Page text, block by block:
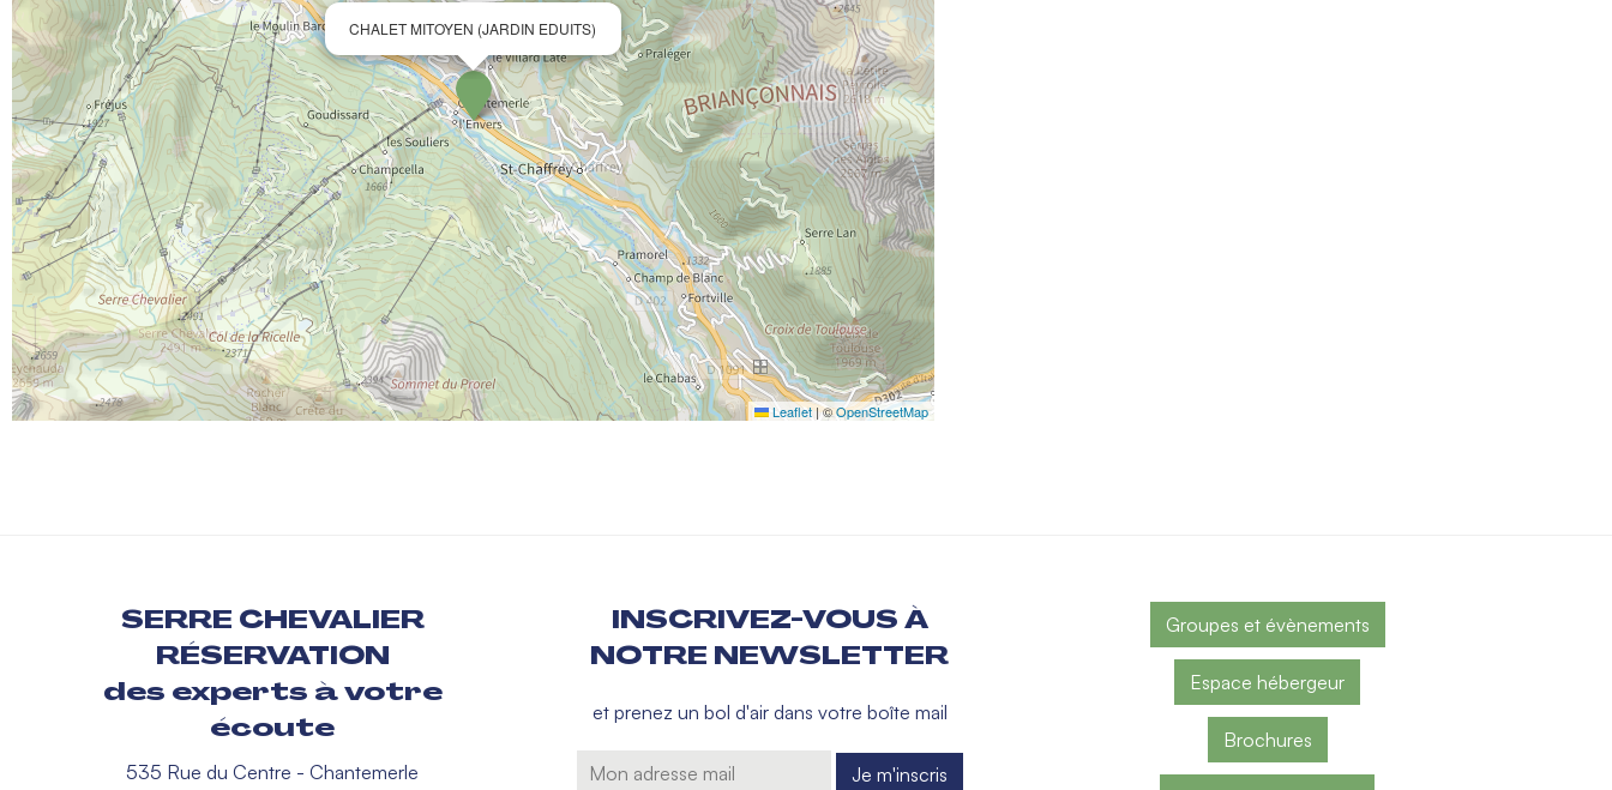
CHALET MITOYEN (JARDIN EDUITS)
Leaflet |©OpenStreetMap
SERRE CHEVALIER
RÉSERVATION
des experts à votre
écoute
535 Rue du Centre - Chantemerle
INSCRIVEZ-VOUS À
NOTRE NEWSLETTER
et prenez un bol d'air dans votre boîte mail
Groupes et évènements
Espace hébergeur
Brochures